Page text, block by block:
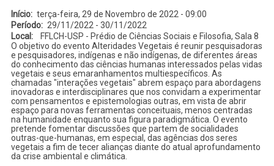
Início
terça-feira, 29 de Novembro de 2022 - 09:00
Período
29/11/2022 - 30/11/2022
Local
FFLCH-USP - Prédio de Ciências Sociais e Filosofia, Sala 8
O objetivo do evento Alteridades Vegetais é reunir pesquisadoras
e pesquisadores, indígenas e não indígenas, de diferentes áreas
do conhecimento das ciências humanas interessados pelas vidas
vegetais e seus emaranhamentos multiespecíficos. As
chamadas "interações vegetais" abrem espaço para abordagens
inovadoras e interdisciplinares que nos convidam a experimentar
com pensamentos e epistemologias outras, em vista de abrir
espaço para novas ferramentas conceituais, menos centradas
na humanidade enquanto sua figura paradigmática. O evento
pretende fomentar discussões que partem de socialidades
outras-que-humanas, em especial, das agências dos seres
vegetais a fim de tecer alianças diante do atual aprofundamento
da crise ambiental e climática.